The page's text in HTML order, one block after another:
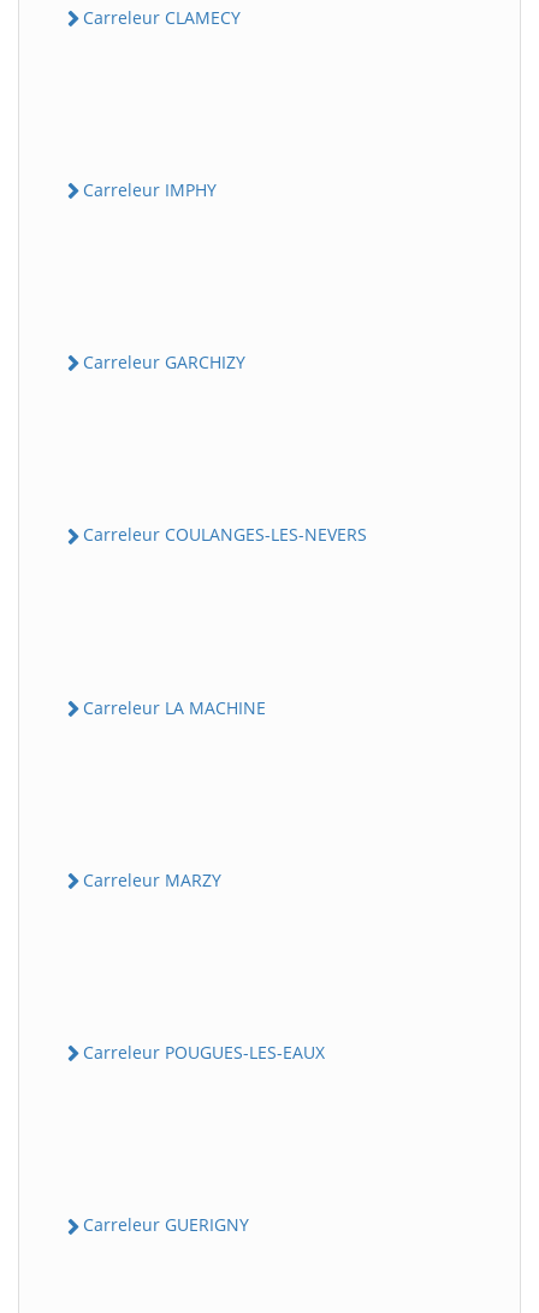
Carreleur CLAMECY
Carreleur IMPHY
Carreleur GARCHIZY
Carreleur COULANGES-LES-NEVERS
Carreleur LA MACHINE
Carreleur MARZY
Carreleur POUGUES-LES-EAUX
Carreleur GUERIGNY